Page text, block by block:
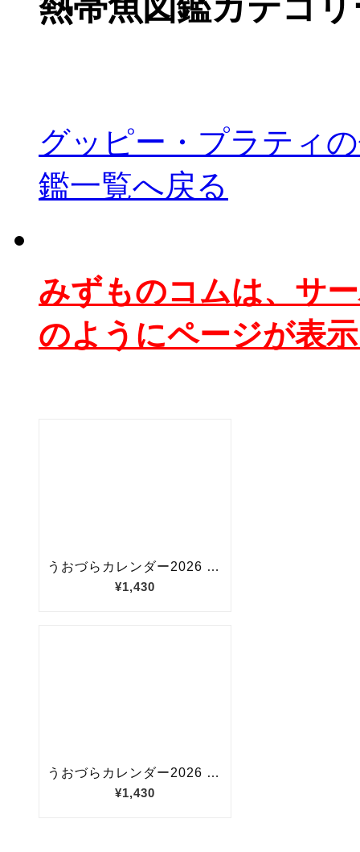
グッピー・プラティ
鑑一覧へ戻る
みずものコムは、サ
のようにページが表